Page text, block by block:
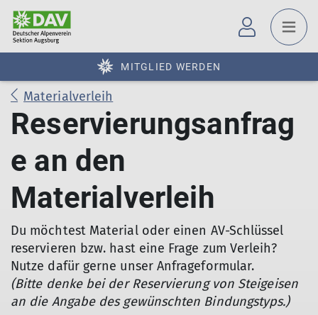
MITGLIED WERDEN
Materialverleih
Reservierungsanfrag
e an den
Materialverleih
Du möchtest Material oder einen AV-Schlüssel
reservieren bzw. hast eine Frage zum Verleih?
Nutze dafür gerne unser Anfrageformular.
(Bitte denke bei der Reservierung von Steigeisen
an die Angabe des gewünschten Bindungstyps.)